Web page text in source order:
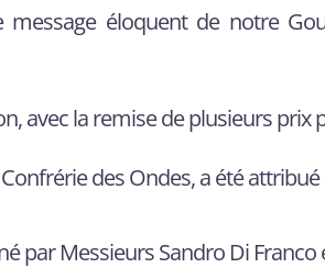
éloquent de notre
avec la remise de plusieurs prix
des Ondes, a été attribué
par Messieurs Sandro Di Franco